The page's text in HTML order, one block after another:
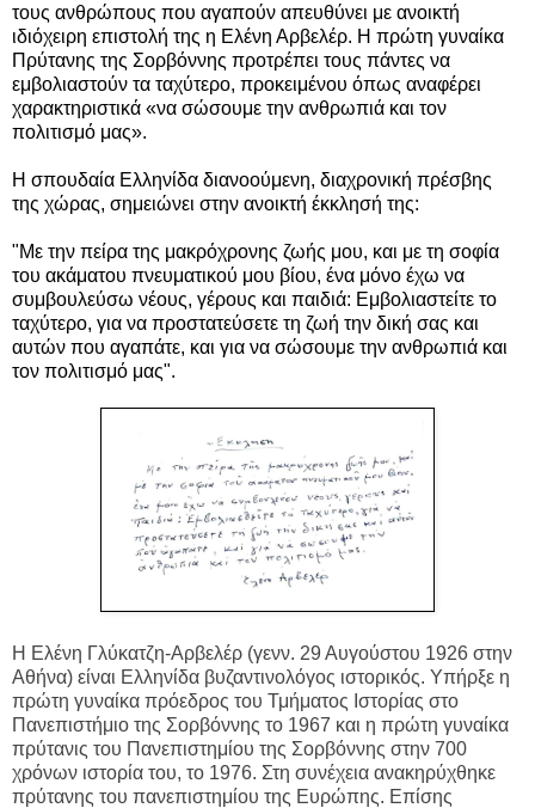
τους ανθρώπους που αγαπούν απευθύνει με ανοικτή
ιδιόχειρη επιστολή της η Ελένη Αρβελέρ. Η πρώτη γυναίκα
Πρύτανης της Σορβόννης προτρέπει τους πάντες να
εμβολιαστούν τα ταχύτερο, προκειμένου όπως αναφέρει
χαρακτηριστικά «να σώσουμε την ανθρωπιά και τον
πολιτισμό μας».
Η σπουδαία Ελληνίδα διανοούμενη, διαχρονική πρέσβης
της χώρας, σημειώνει στην ανοικτή έκκλησή της:
"Με την πείρα της μακρόχρονης ζωής μου, και με τη σοφία
του ακάματου πνευματικού μου βίου, ένα μόνο έχω να
συμβουλεύσω νέους, γέρους και παιδιά: Εμβολιαστείτε το
ταχύτερο, για να προστατεύσετε τη ζωή την δική σας και
αυτών που αγαπάτε, και για να σώσουμε την ανθρωπιά και
τον πολιτισμό μας".
Η Ελένη Γλύκατζη-Αρβελέρ (γενν. 29 Αυγούστου 1926 στην
Αθήνα) είναι Ελληνίδα βυζαντινολόγος ιστορικός. Υπήρξε η
πρώτη γυναίκα πρόεδρος του Τμήματος Ιστορίας στο
Πανεπιστήμιο της Σορβόννης το 1967 και η πρώτη γυναίκα
πρύτανις του Πανεπιστημίου της Σορβόννης στην 700
χρόνων ιστορία του, το 1976. Στη συνέχεια ανακηρύχθηκε
πρύτανης του πανεπιστημίου της Ευρώπης. Επίσης